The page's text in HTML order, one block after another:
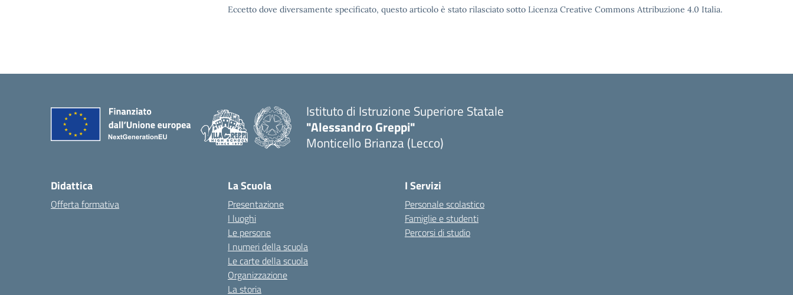
Eccetto dove diversamente specificato, questo articolo è stato rilasciato sotto Licenza Creative Commons Attribuzione 4.0 Italia.
Istituto di Istruzione Superiore Statale
"Alessandro Greppi"
Monticello Brianza (Lecco)
Didattica
Offerta formativa
La Scuola
Presentazione
I luoghi
Le persone
I numeri della scuola
Le carte della scuola
Organizzazione
La storia
I Servizi
Personale scolastico
Famiglie e studenti
Percorsi di studio